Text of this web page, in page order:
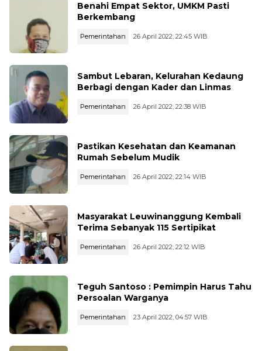
Benahi Empat Sektor, UMKM Pasti
Berkembang
Pemerintahan 26 April 2022, 22:45 WIB
Sambut Lebaran, Kelurahan Kedaung
Berbagi dengan Kader dan Linmas
Pemerintahan 26 April 2022, 22:38 WIB
Pastikan Kesehatan dan Keamanan
Rumah Sebelum Mudik
Pemerintahan 26 April 2022, 22:14 WIB
Masyarakat Leuwinanggung Kembali
Terima Sebanyak 115 Sertipikat
Pemerintahan 26 April 2022, 22:12 WIB
Teguh Santoso : Pemimpin Harus Tahu
Persoalan Warganya
Pemerintahan 23 April 2022, 04:57 WIB